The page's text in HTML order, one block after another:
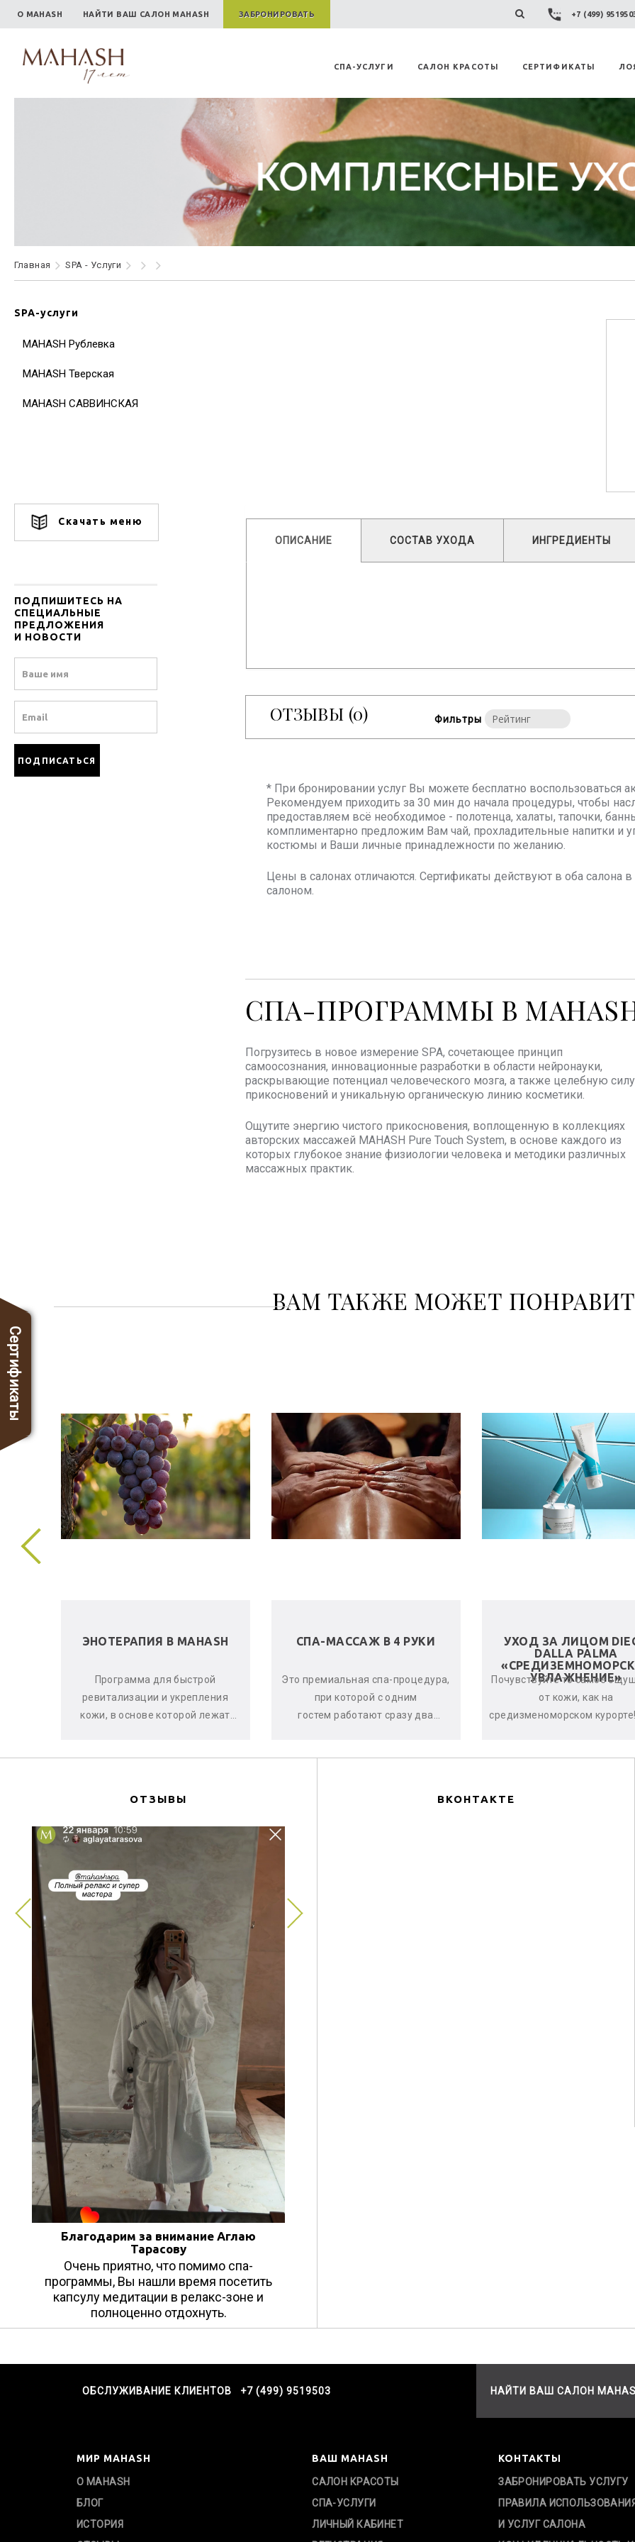
О MAHASH НАЙТИ ВАШ САЛОН MAHASH ЗАБРОНИРОВАТЬ +7 (499)
СПА-УСЛУГИ САЛОН КРАСОТЫ СЕРТИФИКАТЫ
Главная SPA - Услуги
SPA-услуги
MAHASH Рублевка
MAHASH Тверская
MAHASH САВВИНСКАЯ
Скачать меню
ПОДПИШИТЕСЬ НА
СПЕЦИАЛЬНЫЕ
ПРЕДЛОЖЕНИЯ
И НОВОСТИ
ОПИСАНИЕ СОСТАВ УХОДА ИНГРЕДИЕНТЫ
ОТЗЫВЫ (0) Фильтры
* При бронировании услуг Вы можете бесплатно воспользоваться
Рекомендуем приходить за 30 мин до начала процедуры, чтобы
предоставляем всё необходимое - полотенца, халаты, тапочки,
комплиментарно предложим Вам чай, прохладительные напитки и
костюмы и Ваши личные принадлежности по желанию.
Цены в салонах отличаются. Сертификаты действуют в оба салона
салоном.
СПА-ПРОГРАММЫ В
Погрузитесь в новое измерение SPA, сочетающее принцип
самоосознания, инновационные разработки в области нейронауки,
раскрывающие потенциал человеческого мозга, а также целебную силу
прикосновений и уникальную органическую линию косметики.
Ощутите энергию чистого прикосновения, воплощенную в коллекциях
авторских массажей MAHASH Pure Touch System, в основе каждого из
которых глубокое знание физиологии человека и методики различных
массажных практик.
ВАМ ТАКЖЕ МОЖЕТ
ЭНОТЕРАПИЯ В MAHASH
Программа для быстрой
ревитализации и укрепления
кожи, в основе которой лежат
СПА-МАССАЖ В 4 РУКИ
Это премиальная спа-процедура,
при которой с одним
гостем работают сразу два
УХОД ЗА ЛИЦОМ
DALLA PALMA
УВЛАЖНЕНИЕ»
Почувствуйте то самое
от кожи, как на
средизменоморском
ОТЗЫВЫ
Благодарим за внимание Аглаю
Тарасову
Очень приятно, что помимо спа-
программы, Вы нашли время посетить
капсулу медитации в релакс-зоне и
полноценно отдохнуть.
ВКОНТАКТЕ
Сертификаты
ОБСЛУЖИВАНИЕ КЛИЕНТОВ +7 (499) 9519503 НАЙТИ ВАШ САЛОН
МИР MAHASH
О MAHASH
БЛОГ
ИСТОРИЯ
ВАШ MAHASH
САЛОН КРАСОТЫ
СПА-УСЛУГИ
ЛИЧНЫЙ КАБИНЕТ
КОНТАКТЫ
ЗАБРОНИРОВАТЬ УСЛУГУ
ПРАВИЛА
И УСЛУГ САЛОНА